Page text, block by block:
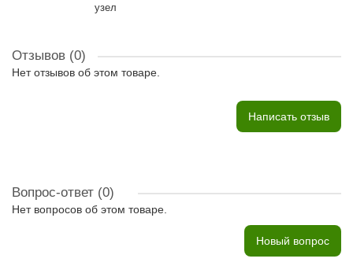
узел
Отзывов (0)
Нет отзывов об этом товаре.
Написать отзыв
Вопрос-ответ (0)
Нет вопросов об этом товаре.
Новый вопрос